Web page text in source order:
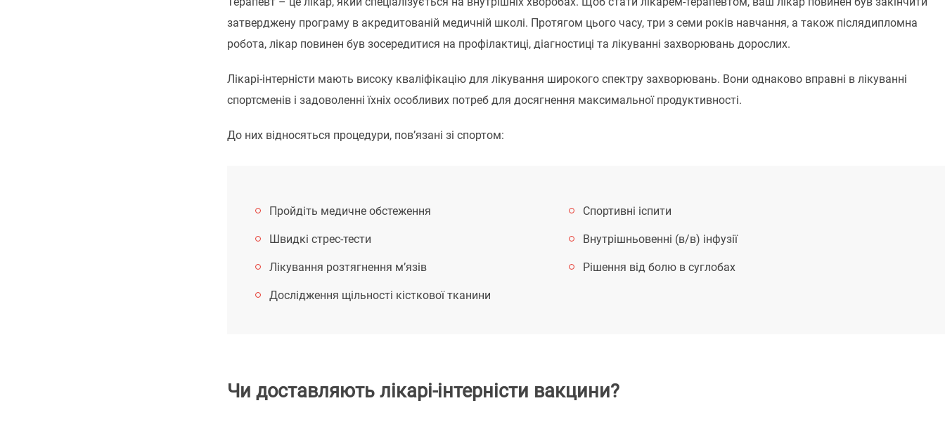
затверджену програму в акредитованій медичній школі. Протягом цього часу, три з семи років навчання, а також післядипломна
робота, лікар повинен був зосередитися на профілактиці, діагностиці та лікуванні захворювань дорослих.
Лікарі-інтерністи мають високу кваліфікацію для лікування широкого спектру захворювань. Вони однаково вправні в лікуванні
спортсменів і задоволенні їхніх особливих потреб для досягнення максимальної продуктивності.
До них відносяться процедури, пов’язані зі спортом:
Пройдіть медичне обстеження Спортивні іспити
Швидкі стрес-тести Внутрішньовенні (в/в) інфузії
Лікування розтягнення м’язів Рішення від болю в суглобах
Дослідження щільності кісткової тканини
Чи доставляють лікарі-інтерністи вакцини?